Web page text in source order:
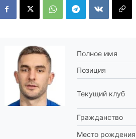
Полное имя
Позиция
Текущий клуб
Гражданство
Место рождения